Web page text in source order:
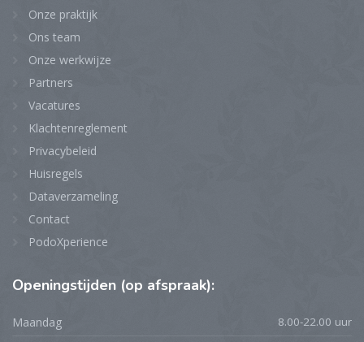
Onze praktijk
Ons team
Onze werkwijze
Partners
Vacatures
Klachtenreglement
Privacybeleid
Huisregels
Dataverzameling
Contact
PodoXperience
Openingstijden (op afspraak):
Maandag 8.00-22.00 uur